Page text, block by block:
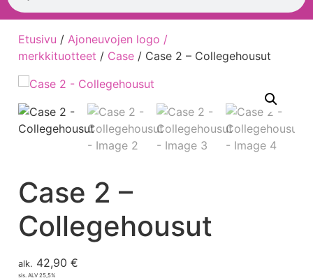
Etusivu / Ajoneuvojen logo /
merkkituotteet / Case / Case 2 – Collegehousut
Case 2 –
Collegehousut
alk. 42,90 €
sis. ALV 25,5%